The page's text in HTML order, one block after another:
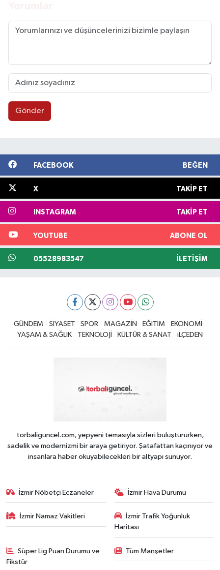
Gönder
FACEBOOK BEĞEN
X TAKIP ET
INSTAGRAM TAKIP ET
YOUTUBE ABONE OL
05528983547 İLETIŞIM
GÜNDEM SİYASET SPOR MAGAZİN EĞİTİM
EKONOMİ
YAŞAM & SAĞLIK
TEKNOLOJİ KÜLTÜR & SANAT iLÇEDEN
torbaliguncel.com, yepyeni temasıyla sizleri buluştururken,
sadelik ve modernizmi bir araya getiriyor. Şatafattan kaçınıyor ve
insanlara haber okuyabilecekleri bir altyapı sunuyor.
İzmir Nöbetçi Eczaneler İzmir Hava Durumu
İzmir Namaz Vakitleri
İzmir Trafik Yoğunluk
Haritası
Süper Lig Puan Durumu ve
Fikstür
Tüm Manşetler